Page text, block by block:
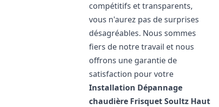
compétitifs et transparents,
vous n'aurez pas de surprises
désagréables. Nous sommes
fiers de notre travail et nous
offrons une garantie de
satisfaction pour votre
Installation Dépannage
chaudière FrisquetSoultz Haut